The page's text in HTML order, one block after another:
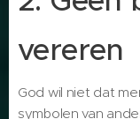
vereren
God wil niet dat
symbolen van